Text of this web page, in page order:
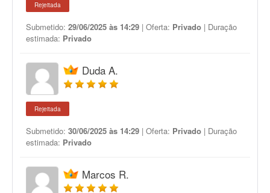
Rejeitada
Submetido: 29/06/2025 às 14:29 | Oferta: Privado | Duração
estimada: Privado
Duda A.
Rejeitada
Submetido: 30/06/2025 às 14:29 | Oferta: Privado | Duração
estimada: Privado
Marcos R.